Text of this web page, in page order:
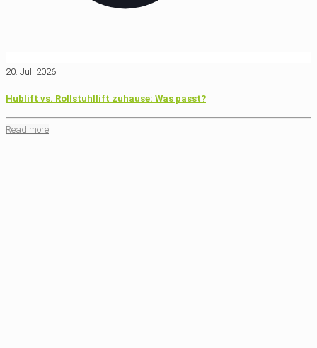
20. Juli 2026
Hublift vs. Rollstuhllift zuhause: Was passt?
Read more